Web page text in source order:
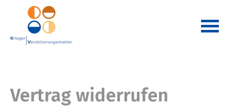
Vertrag widerrufen